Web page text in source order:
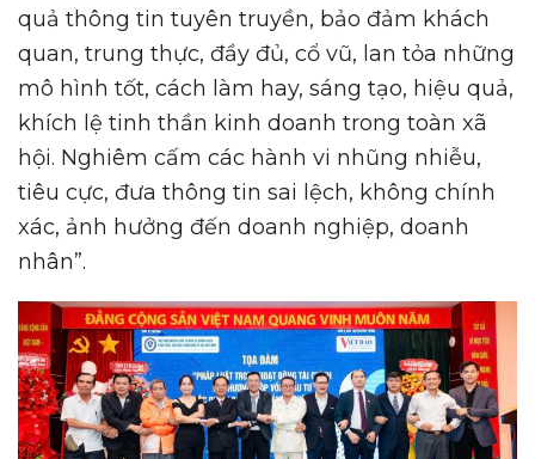
quả thông tin tuyên truyền, bảo đảm khách
quan, trung thực, đầy đủ, cổ vũ, lan tỏa những
mô hình tốt, cách làm hay, sáng tạo, hiệu quả,
khích lệ tinh thần kinh doanh trong toàn xã
hội. Nghiêm cấm các hành vi nhũng nhiễu,
tiêu cực, đưa thông tin sai lệch, không chính
xác, ảnh hưởng đến doanh nghiệp, doanh
nhân”.